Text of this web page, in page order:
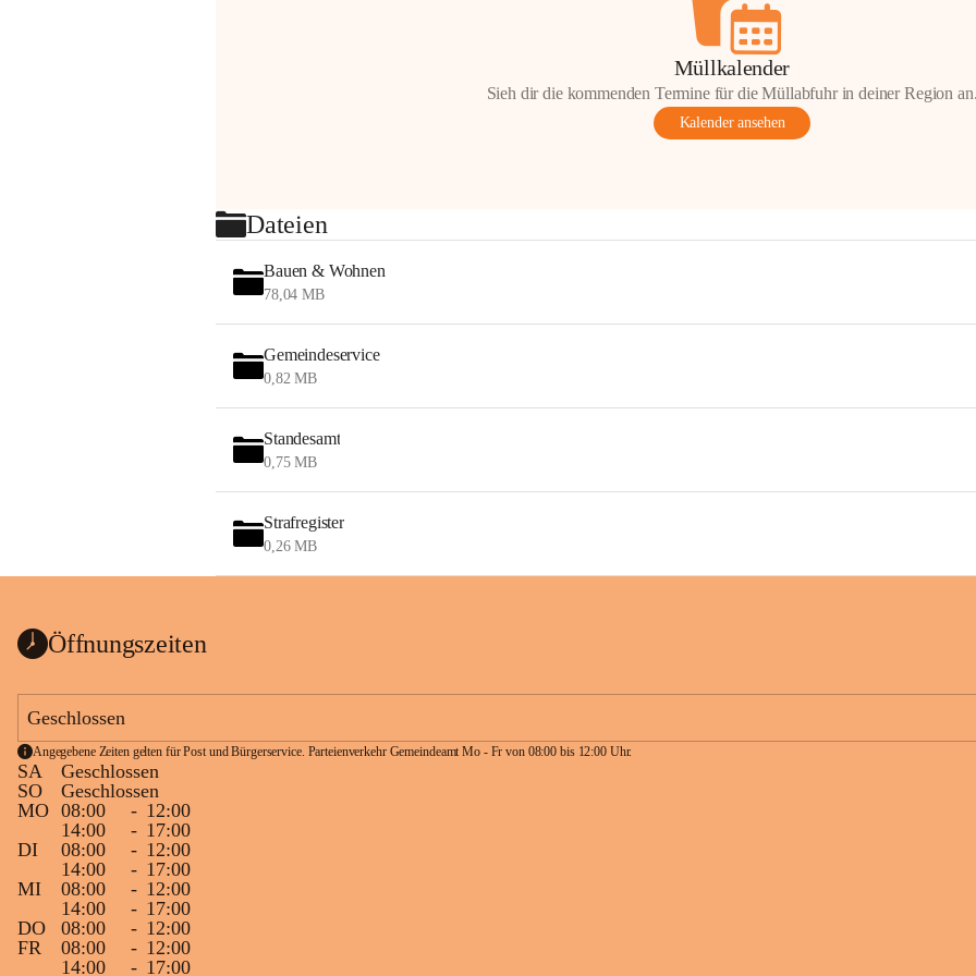
Müllkalender
Sieh dir die kommenden Termine für die Müllabfuhr in deiner Region
Kalender ansehen
Dateien
Bauen & Wohnen
78,04 MB
Gemeindeservice
0,82 MB
Standesamt
0,75 MB
Strafregister
0,26 MB
Öffnungszeiten
Geschlossen
Angegebene Zeiten gelten für Post und Bürgerservice. Parteienverkehr Gemeindeamt Mo - Fr von 08:00 bis 12:00 Uhr.
SA
Geschlossen
SO
Geschlossen
MO 08:00 - 12:00
14:00
- 17:00
DI
08:00 - 12:00
14:00
- 17:00
MI
08:00 - 12:00
14:00
- 17:00
DO
08:00 - 12:00
FR
08:00 - 12:00
14:00
- 17:00